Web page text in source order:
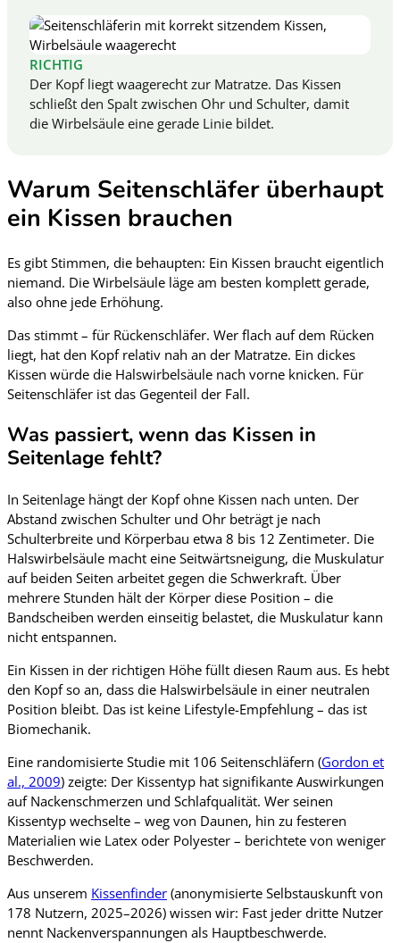
RICHTIG
Der Kopf liegt waagerecht zur Matratze. Das Kissen
schließt den Spalt zwischen Ohr und Schulter, damit
die Wirbelsäule eine gerade Linie bildet.
Warum Seitenschläfer überhaupt
ein Kissen brauchen
Es gibt Stimmen, die behaupten: Ein Kissen braucht eigentlich
niemand. Die Wirbelsäule läge am besten komplett gerade,
also ohne jede Erhöhung.
Das stimmt – für Rückenschläfer. Wer flach auf dem Rücken
liegt, hat den Kopf relativ nah an der Matratze. Ein dickes
Kissen würde die Halswirbelsäule nach vorne knicken. Für
Seitenschläfer ist das Gegenteil der Fall.
Was passiert, wenn das Kissen in
Seitenlage fehlt?
In Seitenlage hängt der Kopf ohne Kissen nach unten. Der
Abstand zwischen Schulter und Ohr beträgt je nach
Schulterbreite und Körperbau etwa 8 bis 12 Zentimeter. Die
Halswirbelsäule macht eine Seitwärtsneigung, die Muskulatur
auf beiden Seiten arbeitet gegen die Schwerkraft. Über
mehrere Stunden hält der Körper diese Position – die
Bandscheiben werden einseitig belastet, die Muskulatur kann
nicht entspannen.
Ein Kissen in der richtigen Höhe füllt diesen Raum aus. Es hebt
den Kopf so an, dass die Halswirbelsäule in einer neutralen
Position bleibt. Das ist keine Lifestyle-Empfehlung – das ist
Biomechanik.
Eine randomisierte Studie mit 106 Seitenschläfern (Gordon et
al., 2009) zeigte: Der Kissentyp hat signifikante Auswirkungen
auf Nackenschmerzen und Schlafqualität. Wer seinen
Kissentyp wechselte – weg von Daunen, hin zu festeren
Materialien wie Latex oder Polyester – berichtete von weniger
Beschwerden.
Aus unserem Kissenfinder (anonymisierte Selbstauskunft von
178 Nutzern, 2025–2026) wissen wir: Fast jeder dritte Nutzer
nennt Nackenverspannungen als Hauptbeschwerde.